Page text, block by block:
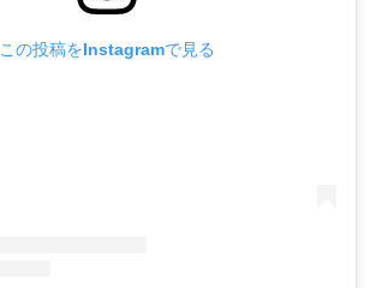
この投稿をInstagramで見る